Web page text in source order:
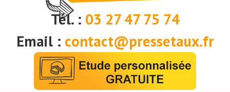
Tél. : 03 27 47 75 74
Email : contact@pressetaux.fr